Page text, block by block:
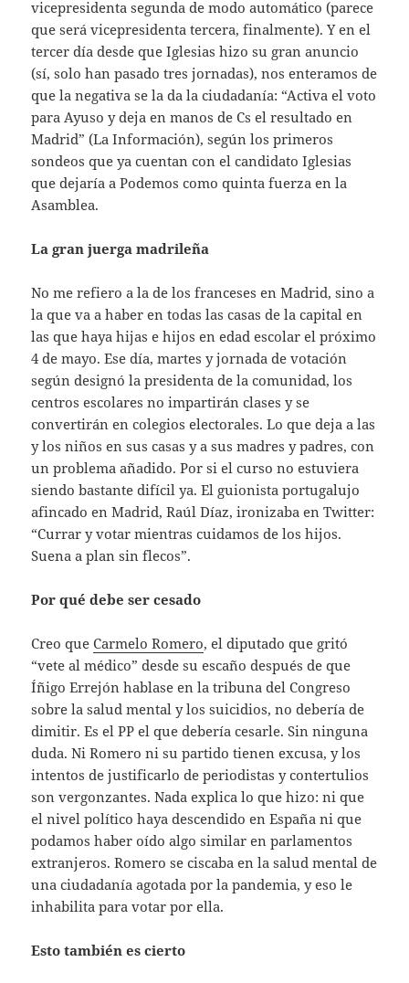
vicepresidenta segunda de modo automático (parece
que será vicepresidenta tercera, finalmente). Y en el
tercer día desde que Iglesias hizo su gran anuncio
(sí, solo han pasado tres jornadas), nos enteramos de
que la negativa se la da la ciudadanía: “Activa el voto
para Ayuso y deja en manos de Cs el resultado en
Madrid” (La Información), según los primeros
sondeos que ya cuentan con el candidato Iglesias
que dejaría a Podemos como quinta fuerza en la
Asamblea.
La gran juerga madrileña
No me refiero a la de los franceses en Madrid, sino a
la que va a haber en todas las casas de la capital en
las que haya hijas e hijos en edad escolar el próximo
4 de mayo. Ese día, martes y jornada de votación
según designó la presidenta de la comunidad, los
centros escolares no impartirán clases y se
convertirán en colegios electorales. Lo que deja a las
y los niños en sus casas y a sus madres y padres, con
un problema añadido. Por si el curso no estuviera
siendo bastante difícil ya. El guionista portugalujo
afincado en Madrid, Raúl Díaz, ironizaba en Twitter:
“Currar y votar mientras cuidamos de los hijos.
Suena a plan sin flecos”.
Por qué debe ser cesado
Creo queCarmelo Romero, el diputado que gritó
“vete al médico” desde su escaño después de que
Íñigo Errejón hablase en la tribuna del Congreso
sobre la salud mental y los suicidios, no debería de
dimitir. Es el PP el que debería cesarle. Sin ninguna
duda. Ni Romero ni su partido tienen excusa, y los
intentos de justificarlo de periodistas y contertulios
son vergonzantes. Nada explica lo que hizo: ni que
el nivel político haya descendido en España ni que
podamos haber oído algo similar en parlamentos
extranjeros. Romero se ciscaba en la salud mental de
una ciudadanía agotada por la pandemia, y eso le
inhabilita para votar por ella.
Esto también es cierto